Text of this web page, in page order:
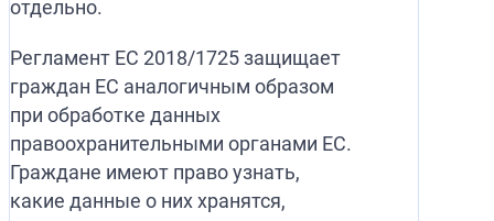
отдельно.
Регламент ЕС 2018/1725 защищает
граждан ЕС аналогичным образом
при обработке данных
правоохранительными органами ЕС.
Граждане имеют право узнать,
какие данные о них хранятся,